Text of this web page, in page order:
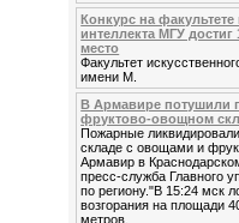
Конкурс на факультете
интеллекта МГУ достиг
место
Факультет
имени М.
В Армавире потушили
фруктово-овощном
Пожарные
складе с овощами и
Армавир в
пресс-служба Главного
по региону."В 15:24 мск
возгорания на площади
метров.